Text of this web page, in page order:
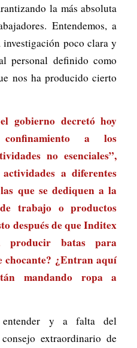
la más absoluta
Entendemos, a
poco clara y
personal definido como
nos ha producido cierto
gobierno decretó hoy
a los
no esenciales”,
a diferentes
que se dediquen a la
trabajo o productos
después de que Inditex
producir batas para
chocante? ¿Entran aquí
mandando ropa a
y a falta del
extraordinario de